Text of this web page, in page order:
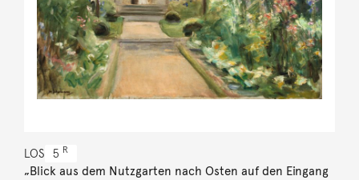
LOS 5 R
„Blick aus dem Nutzgarten nach Osten auf den Eingang